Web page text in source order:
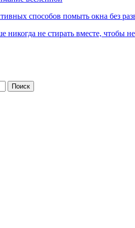
способов помыть окна без
не стирать вместе, чтобы